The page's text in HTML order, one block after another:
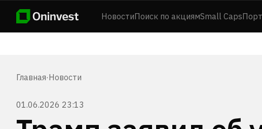
НовостиПоиск по акциямSmall Caps
Главная·Новости
01.06.2026 23:13